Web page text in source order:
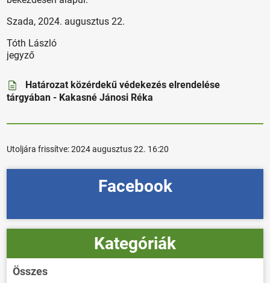
Szada, 2024. augusztus 22.
Tóth László
jegyző
Határozat közérdekű védekezés elrendelése
tárgyában - Kakasné Jánosi Réka
Utoljára frissítve:2024 augusztus 22. 16:20
Facebook
Kategóriák
Összes